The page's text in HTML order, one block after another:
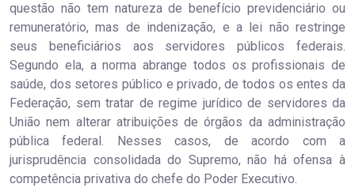
questão não tem natureza de benefício previdenciário ou
remuneratório, mas de indenização, e a lei não restringe
seus beneficiários aos servidores públicos federais.
Segundo ela, a norma abrange todos os profissionais de
saúde, dos setores público e privado, de todos os entes da
Federação, sem tratar de regime jurídico de servidores da
União nem alterar atribuições de órgãos da administração
pública federal. Nesses casos, de acordo com a
jurisprudência consolidada do Supremo, não há ofensa à
competência privativa do chefe do Poder Executivo.